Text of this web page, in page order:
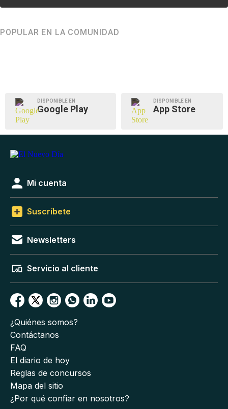
POPULAR EN LA COMUNIDAD
DISPONIBLE EN
Google Play
DISPONIBLE EN
App Store
Mi cuenta
Suscríbete
Newsletters
Servicio al cliente
¿Quiénes somos?
Contáctanos
FAQ
El diario de hoy
Reglas de concursos
Mapa del sitio
¿Por qué confiar en nosotros?